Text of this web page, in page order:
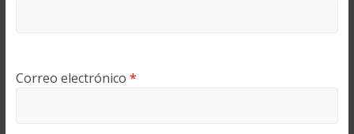
Correo electrónico *